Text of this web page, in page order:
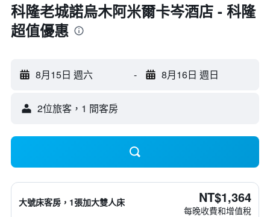
科隆老城諾烏木阿米爾卡岑酒店 - 科隆
超值優惠
8月15日 週六 - 8月16日 週日
2位旅客，1 間客房
大號床客房，1張加大雙人床 NT$1,364
每晚收費和增值稅